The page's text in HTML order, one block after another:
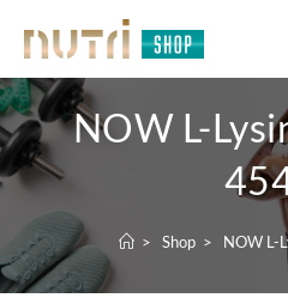
NOW L-
> Shop > NOW L-